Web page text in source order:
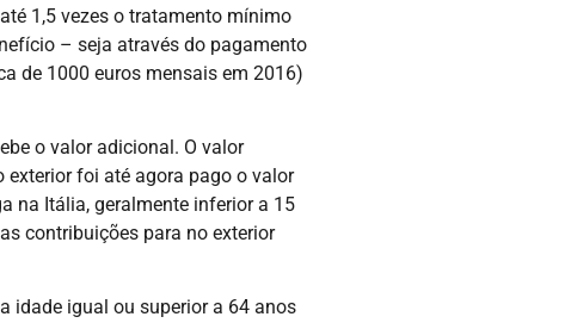
1,5 vezes o tratamento mínimo
– seja através do pagamento
de 1000 euros mensais em 2016)
o valor adicional. O valor
exterior foi até agora pago o valor
na Itália, geralmente inferior a 15
contribuições para no exterior
idade igual ou superior a 64 anos